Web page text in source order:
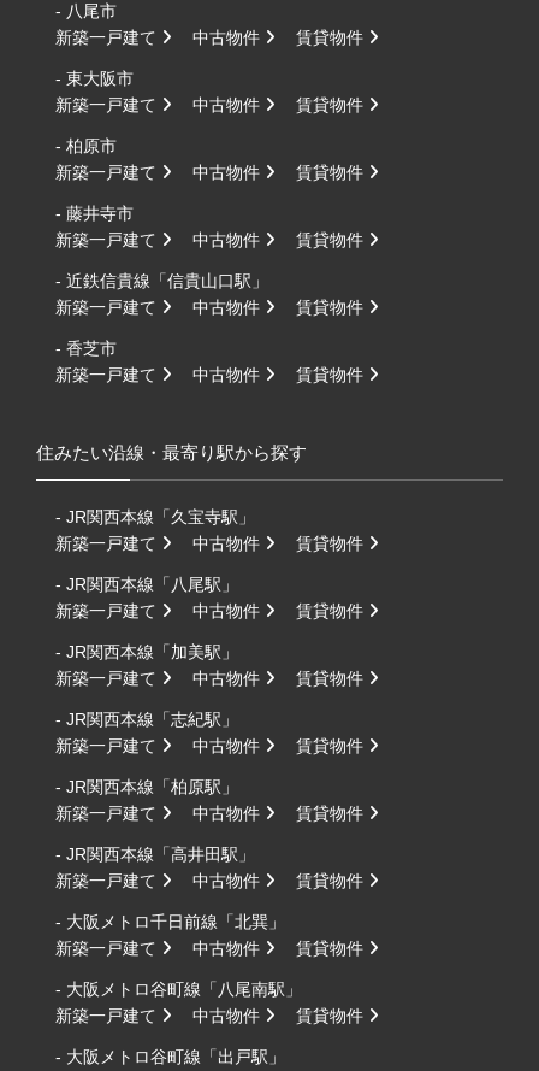
- 八尾市
新築一戸建て
中古物件 賃貸物件
- 東大阪市
新築一戸建て
中古物件 賃貸物件
- 柏原市
新築一戸建て
中古物件 賃貸物件
- 藤井寺市
新築一戸建て
中古物件 賃貸物件
- 近鉄信貴線「信貴山口駅」
新築一戸建て
中古物件 賃貸物件
- 香芝市
新築一戸建て
中古物件 賃貸物件
住みたい沿線・最寄り駅から探す
- JR関西本線「久宝寺駅」
新築一戸建て
中古物件 賃貸物件
- JR関西本線「八尾駅」
新築一戸建て
中古物件 賃貸物件
- JR関西本線「加美駅」
新築一戸建て
中古物件 賃貸物件
- JR関西本線「志紀駅」
新築一戸建て
中古物件 賃貸物件
- JR関西本線「柏原駅」
新築一戸建て
中古物件 賃貸物件
- JR関西本線「高井田駅」
新築一戸建て
中古物件 賃貸物件
- 大阪メトロ千日前線「北巽」
新築一戸建て
中古物件 賃貸物件
- 大阪メトロ谷町線「八尾南駅」
新築一戸建て
中古物件 賃貸物件
- 大阪メトロ谷町線「出戸駅」